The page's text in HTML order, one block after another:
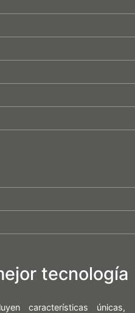
tecnología
características únicas,